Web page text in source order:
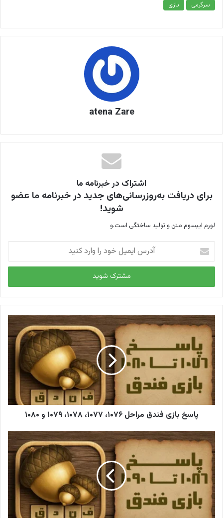
سرگرمی بازی
atena Zare
اشتراک در خبرنامه ما
برای دریافت به‌روزرسانی‌های جدید در خبرنامه ما عضو
شوید!
لورم ایپسوم متن و تولید ساختگی است.و
ر
ا
ی
ی
ل
خ
و
د
ر
و
ا
ک
ی
د
پاسخ بازی فندق مراحل ۱۰۷۶، ۱۰۷۷، ۱۰۷۸، ۱۰۷۹ و ۱۰۸۰